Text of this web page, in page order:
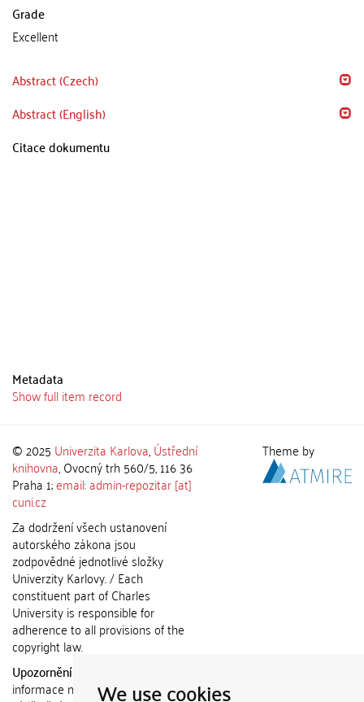
We use cookies
Grade
Excellent
Abstract (Czech)
Abstract (English)
Citace dokumentu
Metadata
Show full item record
© 2025 Univerzita Karlova,Ústřední
knihovna, Ovocný trh 560/5, 116 36
Praha 1;email: admin-repozitar [at]
cuni.cz
Za dodržení všech ustanovení
autorského zákona jsou
zodpovědné jednotlivé složky
Univerzity Karlovy. / Each
constituent part of Charles
University is responsible for
adherence to all provisions of the
copyright law.
Upozornění / Notice:
informace nemohou být použity k
Theme by